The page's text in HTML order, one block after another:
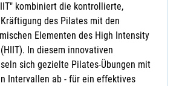
kombiniert die kontrollierte,
des Pilates mit den
Elementen des High Intensity
In diesem innovativen
sich gezielte Pilates-Übungen mit
Intervallen ab - für ein effektives